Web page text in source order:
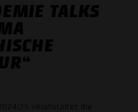
TALKS
25 veranstaltet die